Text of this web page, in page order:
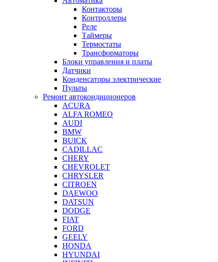
Контакторы
Контроллеры
Реле
Таймеры
Термостаты
Трансформаторы
Блоки управления и платы
Датчики
Конденсаторы электрические
Пульты
Ремонт автокондиционеров
ACURA
ALFA ROMEO
AUDI
BMW
BUICK
CADILLAC
CHERY
CHEVROLET
CHRYSLER
CITROEN
DAEWOO
DATSUN
DODGE
FIAT
FORD
GEELY
HONDA
HYUNDAI